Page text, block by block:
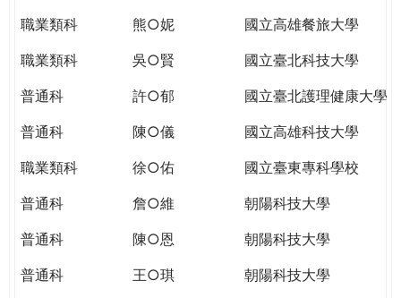
WAGOR
TODAY
THE
職業類科
熊○妮
國立高雄餐旅大學
職業類科
吳○賢
國立臺北科技大學
普通科
許○郁
國立臺北護理健康大學
普通科
陳○儀
國立高雄科技大學
職業類科
徐○佑
國立臺東專科學校
普通科
詹○維
朝陽科技大學
普通科
陳○恩
朝陽科技大學
普通科
王○琪
朝陽科技大學